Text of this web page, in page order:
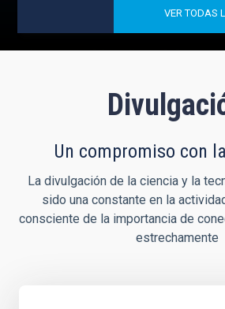
VER TODAS
Un compromiso con
La divulgación de la ciencia y la
sido una constante en la
consciente de la importancia de
estrechamente